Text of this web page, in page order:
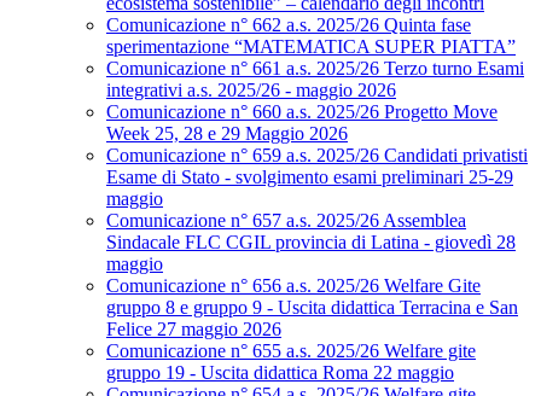
Comunicazione n° 662 a.s. 2025/26 Quinta fase
sperimentazione “MATEMATICA SUPER PIATTA”
Comunicazione n° 661 a.s. 2025/26 Terzo turno Esami
integrativi a.s. 2025/26 - maggio 2026
Comunicazione n° 660 a.s. 2025/26 Progetto Move
Week 25, 28 e 29 Maggio 2026
Comunicazione n° 659 a.s. 2025/26 Candidati privatisti
Esame di Stato - svolgimento esami preliminari 25-29
maggio
Comunicazione n° 657 a.s. 2025/26 Assemblea
Sindacale FLC CGIL provincia di Latina - giovedì 28
maggio
Comunicazione n° 656 a.s. 2025/26 Welfare Gite
gruppo 8 e gruppo 9 - Uscita didattica Terracina e San
Felice 27 maggio 2026
Comunicazione n° 655 a.s. 2025/26 Welfare gite
gruppo 19 - Uscita didattica Roma 22 maggio